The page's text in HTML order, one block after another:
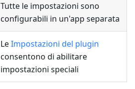
Tutte le impostazioni sono
configurabili in un'app separata
LeImpostazioni del plugin
consentono di abilitare
impostazioni speciali